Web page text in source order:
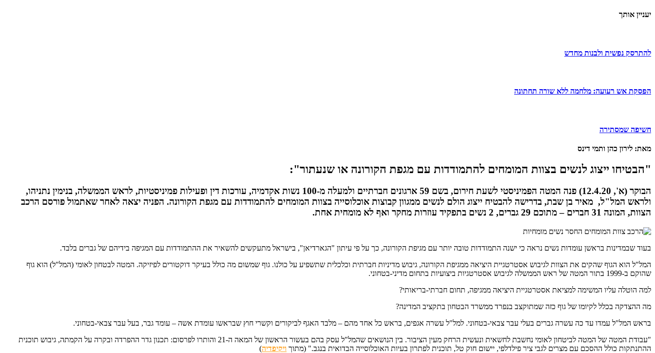
יעניין אותך
להתרסק נפשית ולבנות מחדש
הפסקת אש רעועה: מלחמה ללא שורה תחתונה
חשיפה שמסתירה
מאת: לירון כהן ותמי דינס
"הבטיחו ייצוג לנשים בצוות המומחים להתמודדות עם מגפת הקורונה או שנעתור":
הבוקר (א', 12.4.20) פנה המטה הפמיניסטי לשעת חירום, בשם 59 ארגונים חברתיים ולמעלה מ-100 נשות אקדמיה, עורכות דין ופעילות פמיניסטיות, לראש הממשלה, בנימין נתניהו,
ולראש המל"ל, מאיר בן שבת, בדרישה להבטיח ייצוג הולם לנשים ממגוון קבוצות אוכלוסייה בצוות המומחים להתמודדות עם מגפת הקורונה. הפניה יצאה לאחר שאתמול פורסם הרכב
הצוות, המונה 31 חברים – מתוכם 29 גברים, 2 נשים בתפקיד עוזרות מחקר ואף לא מומחית אחת.
בעוד שבמדינות בראשן עומדות נשים נראה כי ישנה התמודדות טובה יותר עם מגיפת הקורונה, כך על פי עיתון "הגארדיאן", בישראל מתעקשים להשאיר את ההתמודדות עם המגיפה בידיהם של גברים בלבד.
המל"ל הוא הגוף שהקים את הצוות לגיבוש אסטרטגיית היציאה ממגיפת הקורונה, גיבוש מדיניות חברתית וכלכלית שתשפיע על כולנו. גוף שמשום מה כולל בעיקר דוקטורים לפיזיקה. המטה לבטחון לאומי (המל"ל) הוא גוף
שהוקם ב-1999 בתור המטה של ראש הממשלה לגיבוש אסטרטגיות ביצועיות בתחום מדיני-בטחוני.
למה הוטלה עליו המשימה למציאת אסטרטגיית היציאה ממגיפה, תחום חברתי-בריאותי?
מה ההצדקה בכלל לקיומו של גוף כזה שמתוקצב בנפרד ממשרד הבטחון בתקציב המדינה?
בראש המל"ל עמדו עד כה עשרה גברים בעלי עבר צבאי-בטחוני. למל"ל עשרה אגפים, בראש כל אחד מהם – מלבד האגף לביקורים וקשרי חוץ שבראשו עומדת אשה – עומד גבר, בעל עבר צבאי-בטחוני.
"עבודת המטה של המטה לביטחון לאומי נחשבת לחשאית ונעשית הרחק מעין הציבור. בין הנושאים שהמל"ל עסק בהם בעשור הראשון של המאה ה-21 והותרו לפרסום: תכנון גדר ההפרדה ובקרה על הקמתה, גיבוש תוכנית
ההתנתקות כולל ההסכם עם מצרים לגבי ציר פילדלפי, יישום חוק טל, תוכנית לפתרון בעיות האוכלוסייה הבדואית בנגב." (מתוך ויקיפדיה)